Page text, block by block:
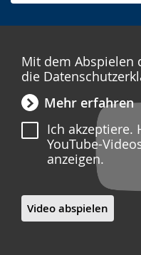
Mit dem Abspielen
die
Mehr erfahren
Ich akzeptiere.
YouTube-
anzeigen.
Video abspielen